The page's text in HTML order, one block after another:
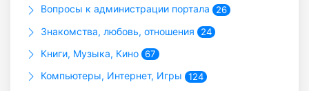
Вопросы к администрации портала 26
Знакомства, любовь, отношения 24
Книги, Музыка, Кино 67
Компьютеры, Интернет, Игры 124